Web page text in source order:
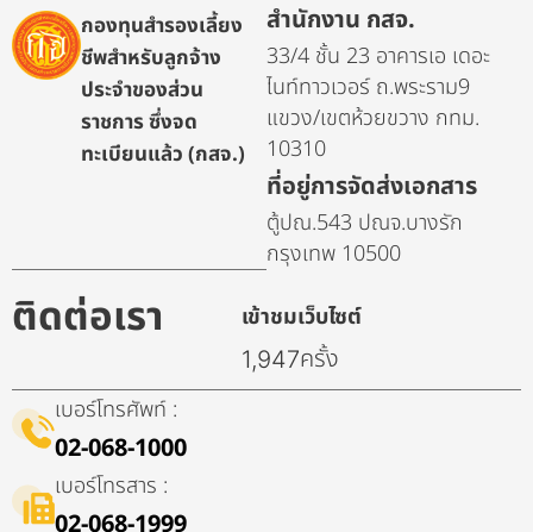
กองทุนสำรองเลี้ยง
ชีพสำหรับลูกจ้าง
ประจำของส่วน
ราชการ ซึ่งจด
ทะเบียนแล้ว (กสจ.)
สำนักงาน กสจ.
33/4 ชั้น 23 อาคารเอ เดอะ
ไนท์ทาวเวอร์ ถ.พระราม9
แขวง/เขตห้วยขวาง กทม.
10310
ที่อยู่การจัดส่งเอกสาร
ตู้ปณ.543 ปณจ.บางรัก
กรุงเทพ 10500
ติดต่อเรา เข้าชมเว็บไซต์
1,947ครั้ง
เบอร์โทรศัพท์ :
02-068-1000
เบอร์โทรสาร :
02-068-1999